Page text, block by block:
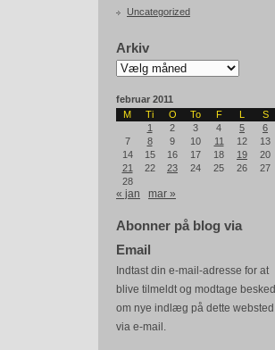
Uncategorized
Arkiv
Arkiv
februar 2011
M
Ti O To F L
S
1
2 3 4 5
6
7
8 9 10 11 12
13
14
15 16 17 18 19
20
21
22 23 24 25 26
27
28
« jan mar »
Abonner på blog via
Email
Indtast din e-mail-adresse for at
blive tilmeldt og modtage besked
om nye indlæg på dette websted
via e-mail.